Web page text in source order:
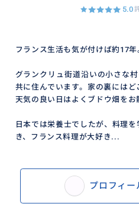
5.0
フランス生活も気が付けば約17年
グランクリュ街道沿いの小さな
共に住んでいます。家の裏にはど
天気の良い日はよくブドウ畑をお
日本では栄養士でしたが、料理
き、フランス料理が大好き...
プロフィー